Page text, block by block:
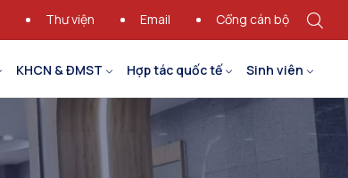
Thư viện Email Cổng cán bộ
KHCN & ĐMST Hợp tác quốc tế Sinh viên